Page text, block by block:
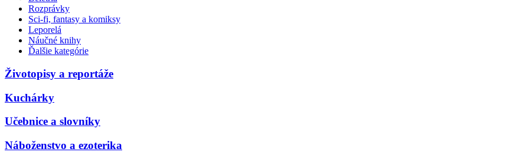
Rozprávky
Sci-fi, fantasy a komiksy
Leporelá
Náučné knihy
Ďalšie kategórie
Životopisy a reportáže
Kuchárky
Učebnice a slovníky
Náboženstvo a ezoterika